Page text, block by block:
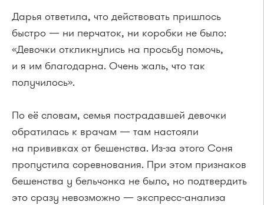
Дарья ответила, что действовать пришлось
быстро — ни перчаток, ни коробки не было:
«Девочки откликнулись на просьбу помочь,
и я им благодарна. Очень жаль, что так
получилось».
По её словам, семья пострадавшей девочки
обратилась к врачам — там настояли
на прививках от бешенства. Из-за этого Соня
пропустила соревнования. При этом признаков
бешенства у бельчонка не было, но подтвердить
это сразу невозможно — экспресс-анализа